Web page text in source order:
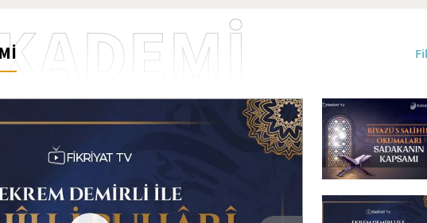
zarafetinin en güzel temsillerinden
Güdük Minareli Camii olarak bilinen
bilgileri içeriğimizde